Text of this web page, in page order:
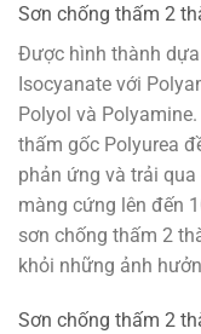
Sơn chống thấm 2
Được hình thành
Isocyanate với
Polyol và
thấm gốc Polyurea
phản ứng và trải
màng cứng lên đến
sơn chống thấm 2
khỏi những ảnh
Sơn chống thấm 2